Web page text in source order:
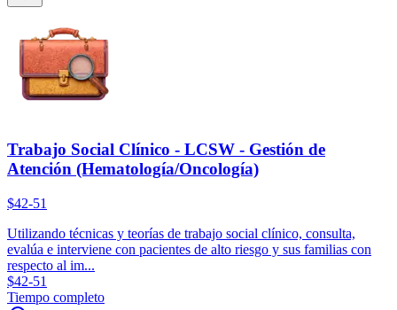
Trabajo Social Clínico - LCSW - Gestión de
Atención (Hematología/Oncología)
$42-51
Utilizando técnicas y teorías de trabajo social clínico, consulta,
evalúa e interviene con pacientes de alto riesgo y sus familias con
respecto al im...
$42-51
Tiempo completo